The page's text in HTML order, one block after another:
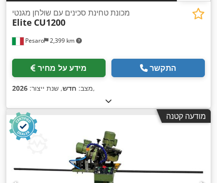
Pesaro 2,399 km
מכונת טחינת סכינים עם שולחן מגנטי
Elite CU1200
מידע על מחיר התקשר
מצב: חדש, שנת ייצור: 2026 ,
מודעה קטנה